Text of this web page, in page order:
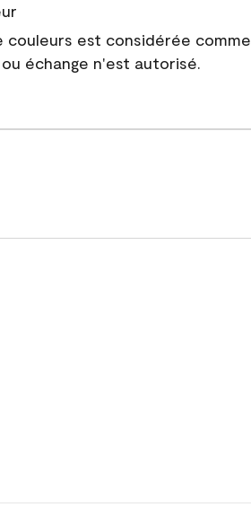
est considérée comme
échange n'est autorisé.